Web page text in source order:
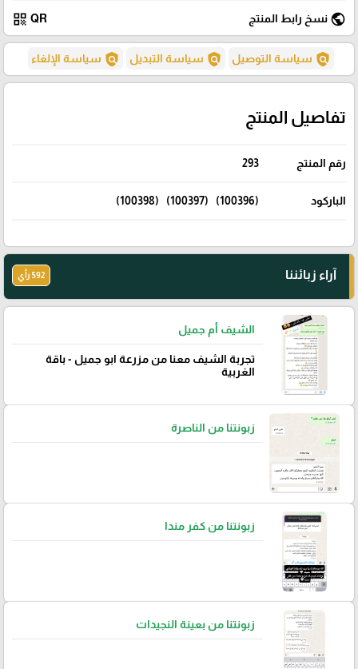
public نسخ رابط المنتج QR
qr_code
policy سياسة التوصيل policy سياسة التبديل policy سياسة الإلغاء
تفاصيل المنتج
رقم المنتج 293
الباركود (100396) (100397) (100398)
آراء زبائننا 592 رأي
الشيف أم جميل
تجربة الشيف معنا من مزرعة ابو جميل - باقة
الغربية
زبونتنا من الناصرة
زبونتنا من كفر مندا
زبونتنا من بعينة النجيدات